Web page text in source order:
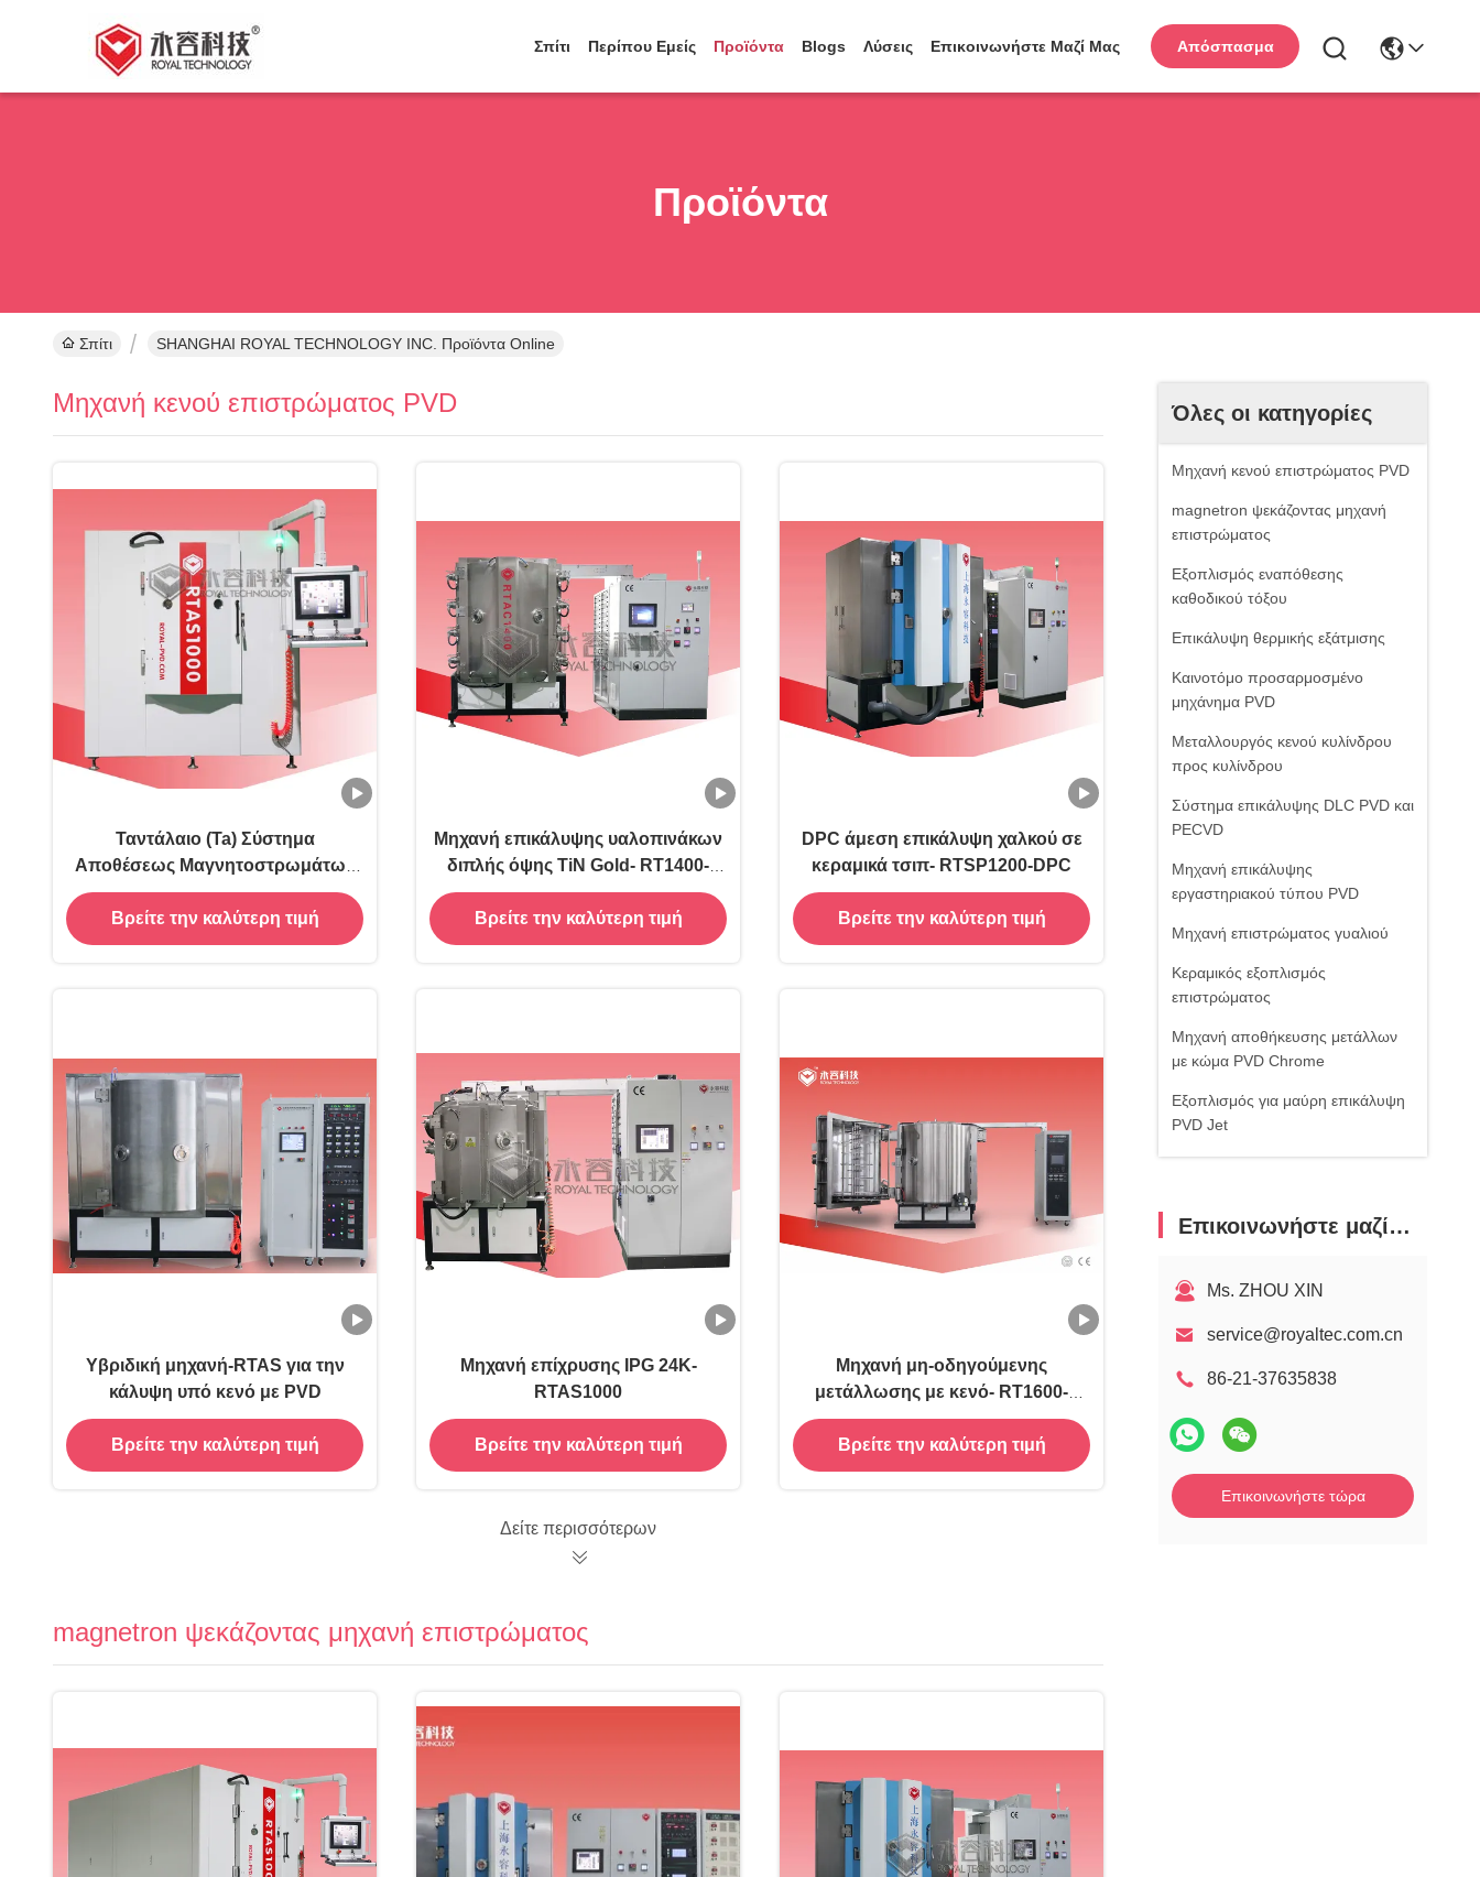
Σπίτι Περίπου Εμείς Προϊόντα Blogs Λύσεις Επικοινωνήστε Μαζί Μας Απόσπασμα
Προϊόντα
Σπίτι SHANGHAI ROYAL TECHNOLOGY INC. Προϊόντα Online
Όλες οι κατηγορίες
Μηχανή κενού επιστρώματος PVD
magnetron ψεκάζοντας μηχανή
επιστρώματος
Εξοπλισμός εναπόθεσης
καθοδικού τόξου
Επικάλυψη θερμικής εξάτμισης
Καινοτόμο προσαρμοσμένο
μηχάνημα PVD
Μεταλλουργός κενού κυλίνδρου
προς κυλίνδρου
Σύστημα επικάλυψης DLC PVD και
PECVD
Μηχανή επικάλυψης
εργαστηριακού τύπου PVD
Μηχανή επιστρώματος γυαλιού
Κεραμικός εξοπλισμός
επιστρώματος
Μηχανή αποθήκευσης μετάλλων
με κώμα PVD Chrome
Εξοπλισμός για μαύρη επικάλυψη
PVD Jet
Εξοπλισμός επικάλυψης με ροζ
Εξοπλισμός διακοσμητικής
Επικοινωνήστε μαζί μας
Ms. ZHOU XIN
service@royaltec.com.cn
86-21-37635838
Επικοινωνήστε τώρα
Μηχανή κενού επιστρώματος PVD
Ταντάλαιο (Ta) Σύστημα
Αποθέσεως Μαγνητοστρωμάτων
RT1000-Ta
Βρείτε την καλύτερη τιμή
Μηχανή επικάλυψης υαλοπινάκων
διπλής όψης TiN Gold- RT1400-
PLUS
Βρείτε την καλύτερη τιμή
DPC άμεση επικάλυψη χαλκού σε
κεραμικά τσιπ- RTSP1200-DPC
Βρείτε την καλύτερη τιμή
Υβριδική μηχανή-RTAS για την
κάλυψη υπό κενό με PVD
Βρείτε την καλύτερη τιμή
Μηχανή επίχρυσης IPG 24K-
RTAS1000
Βρείτε την καλύτερη τιμή
Μηχανή μη-οδηγούμενης
μετάλλωσης με κενό- RT1600-
NCVM
Βρείτε την καλύτερη τιμή
Δείτε περισσότερων
magnetron ψεκάζοντας μηχανή επιστρώματος